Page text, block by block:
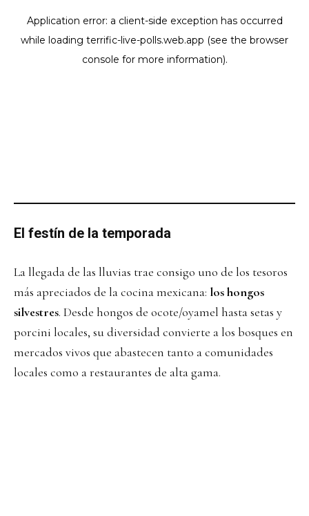
El festín de la temporada
La llegada de las lluvias trae consigo uno de los tesoros
más apreciados de la cocina mexicana: los hongos
silvestres. Desde hongos de ocote/oyamel hasta setas y
porcini locales, su diversidad convierte a los bosques en
mercados vivos que abastecen tanto a comunidades
locales como a restaurantes de alta gama.